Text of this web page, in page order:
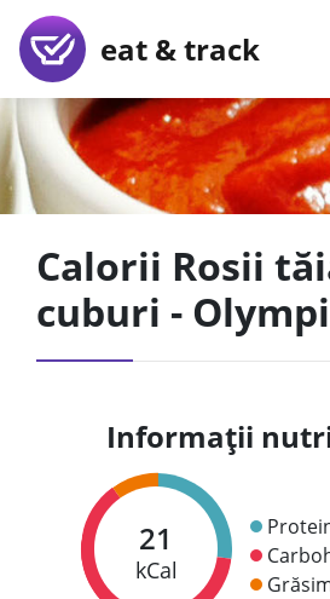
eat & track
Calorii Rosii
cuburi -
Informații
21
kCal